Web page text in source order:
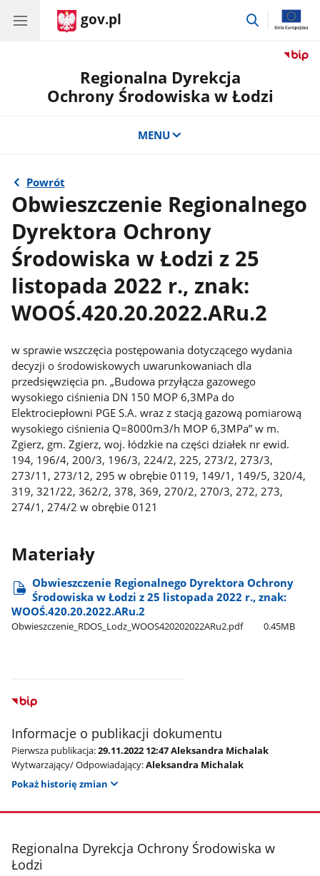
gov.pl
przejdź
Regionalna Dyrekcja
Ochrony Środowiska w Łodzi
MENU
Powrót
Obwieszczenie Regionalnego
Dyrektora Ochrony
Środowiska w Łodzi z 25
listopada 2022 r., znak:
WOOŚ.420.20.2022.ARu.2
w sprawie wszczęcia postępowania dotyczącego wydania
decyzji o środowiskowych uwarunkowaniach dla
przedsięwzięcia pn. „Budowa przyłącza gazowego
wysokiego ciśnienia DN 150 MOP 6,3MPa do
Elektrociepłowni PGE S.A. wraz z stacją gazową pomiarową
wysokiego ciśnienia Q=8000m3/h MOP 6,3MPa” w m.
Zgierz, gm. Zgierz, woj. łódzkie na części działek nr ewid.
194, 196/4, 200/3, 196/3, 224/2, 225, 273/2, 273/3,
273/11, 273/12, 295 w obrębie 0119, 149/1, 149/5, 320/4,
319, 321/22, 362/2, 378, 369, 270/2, 270/3, 272, 273,
274/1, 274/2 w obrębie 0121
Materiały
Obwieszczenie Regionalnego Dyrektora Ochrony
Środowiska w Łodzi z 25 listopada 2022 r., znak:
WOOŚ.420.20.2022.ARu.2
Obwieszczenie​_RDOS​_Lodz​_WOOS420202022ARu2.pdf 0.45MB
Informacje o publikacji dokumentu
Pierwsza publikacja:29.11.2022 12:47 Aleksandra Michalak
Wytwarzający/ Odpowiadający:Aleksandra Michalak
Pokaż historię zmian
stopka
Regionalna Dyrekcja Ochrony Środowiska w
Łodzi